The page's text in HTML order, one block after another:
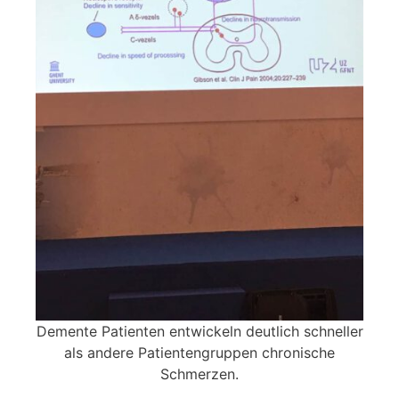
Demente Patienten entwickeln deutlich schneller
als andere Patientengruppen chronische
Schmerzen.